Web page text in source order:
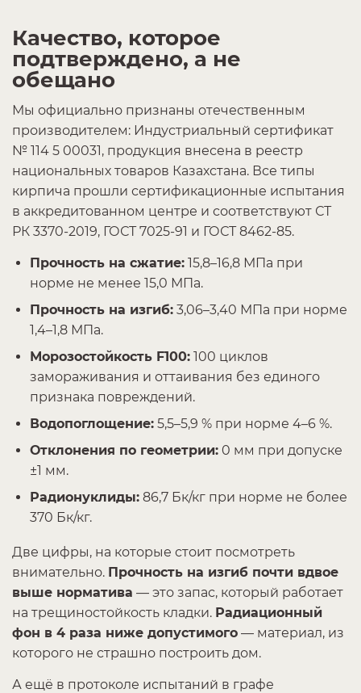
Качество, которое
подтверждено, а не
обещано
Мы официально признаны отечественным
производителем: Индустриальный сертификат
№ 114 5 00031, продукция внесена в реестр
национальных товаров Казахстана. Все типы
кирпича прошли сертификационные испытания
в аккредитованном центре и соответствуют СТ
РК 3370-2019, ГОСТ 7025-91 и ГОСТ 8462-85.
Прочность на сжатие: 15,8–16,8 МПа при
норме не менее 15,0 МПа.
Прочность на изгиб: 3,06–3,40 МПа при норме
1,4–1,8 МПа.
Морозостойкость F100: 100 циклов
замораживания и оттаивания без единого
признака повреждений.
Водопоглощение: 5,5–5,9 % при норме 4–6 %.
Отклонения по геометрии: 0 мм при допуске
±1 мм.
Радионуклиды: 86,7 Бк/кг при норме не более
370 Бк/кг.
Две цифры, на которые стоит посмотреть
внимательно. Прочность на изгиб почти вдвое
выше норматива — это запас, который работает
на трещиностойкость кладки. Радиационный
фон в 4 раза ниже допустимого — материал, из
которого не страшно построить дом.
А ещё в протоколе испытаний в графе